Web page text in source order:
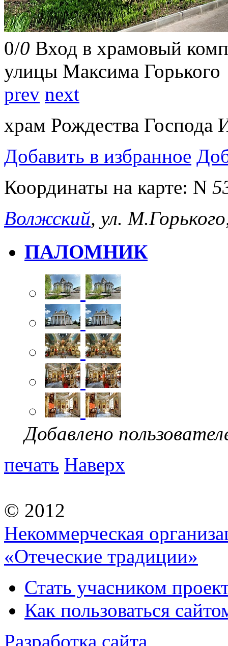
0/0 Вход в храмовый
улицы Максима Горького
prev next
храм Рождества Господа
Добавить в избранное
Координаты на карте: N
Волжский, ул.
ПАЛОМНИК
Добавлено
печать Наверх
© 2012
Некоммерческая
«Отеческие традиции»
Стать учасником
Как пользоваться
Разработка сайта